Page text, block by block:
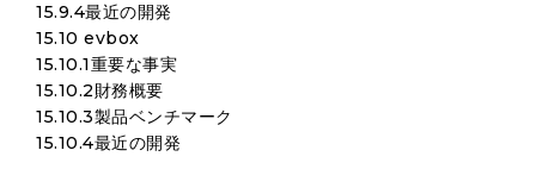
15.9.4最近の開発
15.10 evbox
15.10.1重要な事実
15.10.2財務概要
15.10.3製品ベンチマーク
15.10.4最近の開発